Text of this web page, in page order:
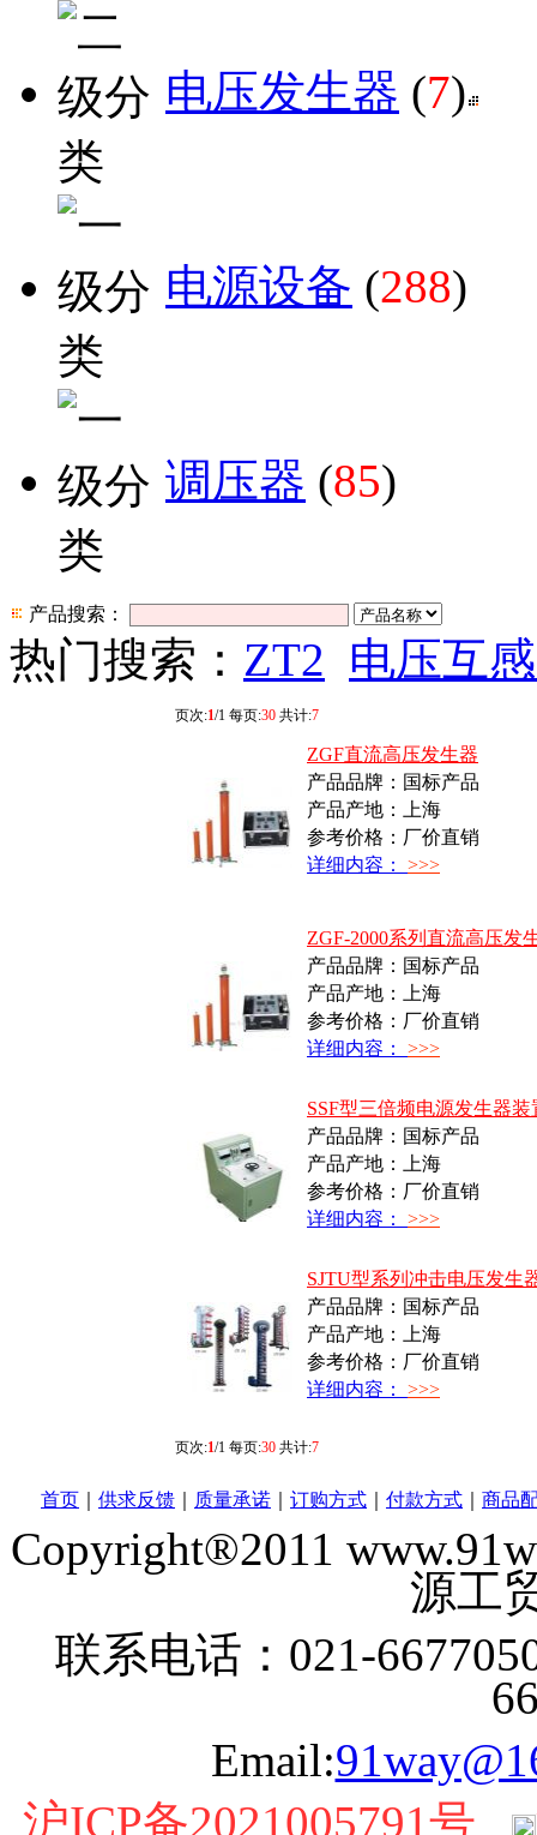
电压发生器 (7)
电源设备 (288)
调压器 (85)
产品搜索：
热门搜索： ZT2 电压互
页次:1/1 每页:30 共计:7
ZGF直流高压发生器
产品品牌：国标产品
产品产地：上海
参考价格：厂价直销
详细内容： >>>
ZGF-2000系列直流高压发
产品品牌：国标产品
产品产地：上海
参考价格：厂价直销
详细内容： >>>
SSF型三倍频电源发生器装
产品品牌：国标产品
产品产地：上海
参考价格：厂价直销
详细内容： >>>
SJTU型系列冲击电压发生
产品品牌：国标产品
产品产地：上海
参考价格：厂价直销
详细内容： >>>
页次:1/1 每页:30 共计:7
首页 供求反馈 质量承诺 订购方式 付款方式 商品
Copyright®2011
源工
联系电话：021-
Email:
沪ICP备2021005791号